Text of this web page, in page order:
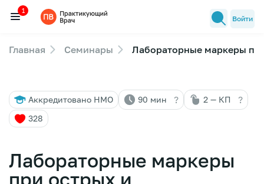
Семинары
Лекторы
FAQ
1
Войти
Главная Семинары Лабораторные маркеры
Аккредитовано НМО 90 мин ? 2 — КП ?
328
Лабораторные маркеры
при острых и